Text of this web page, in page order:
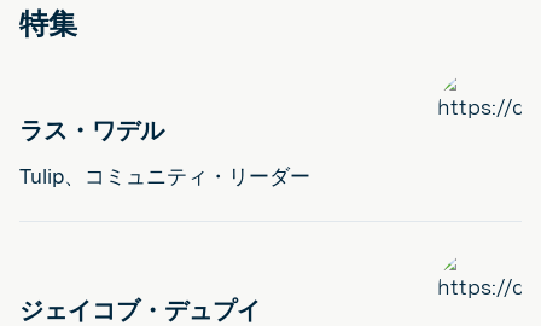
特集
ラス・ワデル
Tulip、コミュニティ・リーダー
ジェイコブ・デュプイ